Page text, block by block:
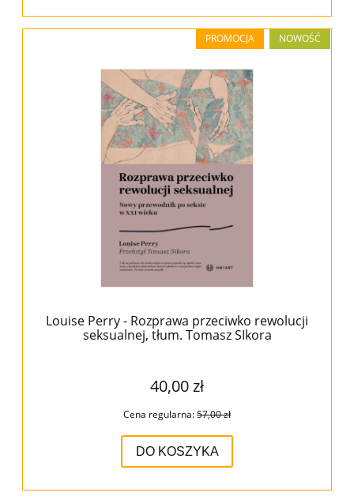
Louise Perry - Rozprawa przeciwko rewolucji
seksualnej, tłum. Tomasz SIkora
40,00 zł
Cena regularna:57,00 zł
DO KOSZYKA
PROMOCJA NOWOŚĆ